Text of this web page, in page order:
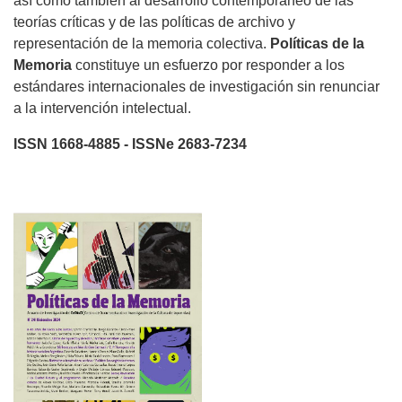
teorías críticas y de las políticas de archivo y
representación de la memoria colectiva. Políticas de la
Memoria constituye un esfuerzo por responder a los
estándares internacionales de investigación sin renunciar
a la intervención intelectual.
ISSN 1668-4885 - ISSNe 2683-7234